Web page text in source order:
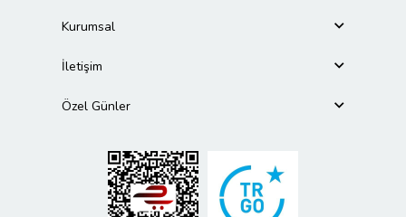
Kurumsal
İletişim
Özel Günler